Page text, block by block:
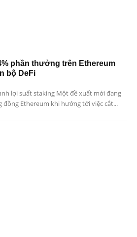
phần thưởng trên Ethereum
bộ DeFi
lợi suất staking Một đề xuất mới đang
đồng Ethereum khi hướng tới việc cắt...